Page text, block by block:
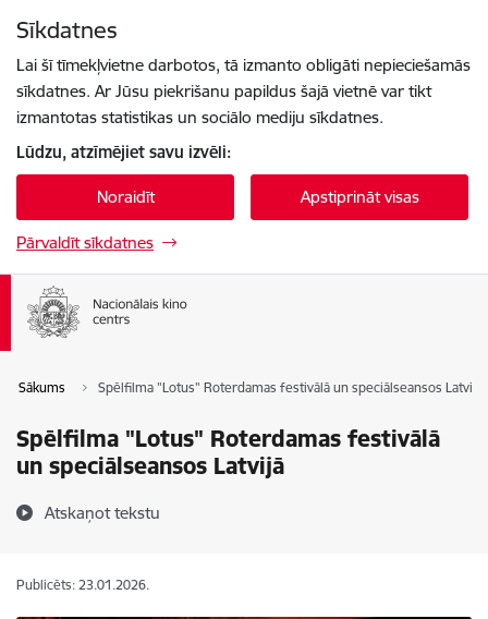
Sīkdatnes
Lai šī tīmekļvietne darbotos, tā izmanto obligāti nepieciešamās
sīkdatnes. Ar Jūsu piekrišanu papildus šajā vietnē var tikt
izmantotas statistikas un sociālo mediju sīkdatnes.
Lūdzu, atzīmējiet savu izvēli:
Noraidīt Apstiprināt visas
Pārvaldīt sīkdatnes
Sākums Spēlfilma "Lotus" Roterdamas festivālā un speciālseansos Latvijā
Spēlfilma "Lotus" Roterdamas festivālā
un speciālseansos Latvijā
Atskaņot tekstu
Publicēts: 23.01.2026.